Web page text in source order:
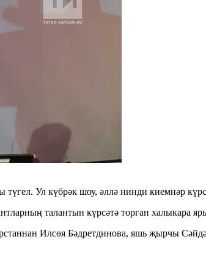
Ул күбрәк шоу, әллә нинди киемнәр
талантын күрсәтә торган халыкара
Илсөя Бәдретдинова, яшь җырчы